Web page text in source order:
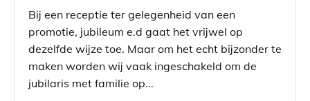
Bij een receptie ter gelegenheid van een
promotie, jubileum e.d gaat het vrijwel op
dezelfde wijze toe. Maar om het echt bijzonder te
maken worden wij vaak ingeschakeld om de
jubilaris met familie op...